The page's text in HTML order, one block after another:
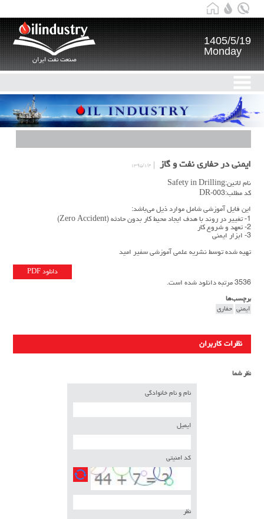
صنعت نفت ایران
1405/5/19
Monday
ایمنی در حفاری نفت و گاز ۱۳۹۵/۱/۴
نام لاتین:Safety in Drilling
کد مطلب:DR-003
این فایل آموزشی شامل موارد ذیل می‌باشد:
1- تغییر در روند با هدف ایجاد محیط کار بدون حادثه (Zero Accident)
2- تعهد و شروع کار
3- ابزار ایمنی
تهیه شده توسط نشریه علمی آموزشی سفیر امید
دانلود PDF
3536 مرتبه دانلود شده است.
برچسب‌ها
ایمنی حفاری
نظرات کاربران
نظر شما
نام و نام خانوادگی
ایمیل
کد امنیتی
نظر